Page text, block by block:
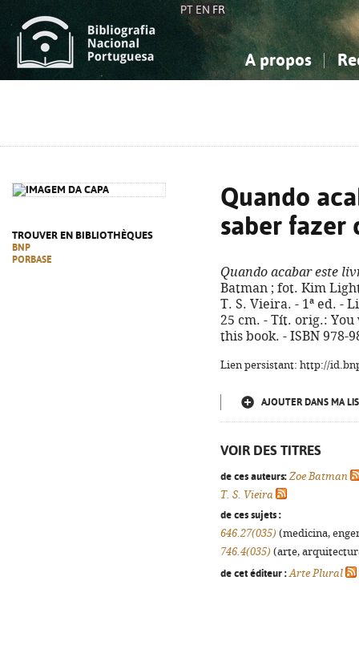
PT EN FR
A propos
TROUVER EN BIBLIOTHÈQUES
BNP
PORBASE
Quando
saber fazer
Quando acabar este
Batman ; fot. Kim
T. S. Vieira. - 1ª ed. -
25 cm. - Tít. orig.:
this book. - ISBN 978-
Lien persistant: http://
AJOUTER DANS MA
VOIR DES TITRES
de ces auteurs: Zoe Batman
T. S. Vieira
de ces sujets :
646.27(035) (medicina,
746.4(035) (arte,
de cet éditeur : Arte Plural